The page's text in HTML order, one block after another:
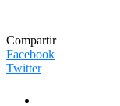
Compartir
Facebook
Twitter